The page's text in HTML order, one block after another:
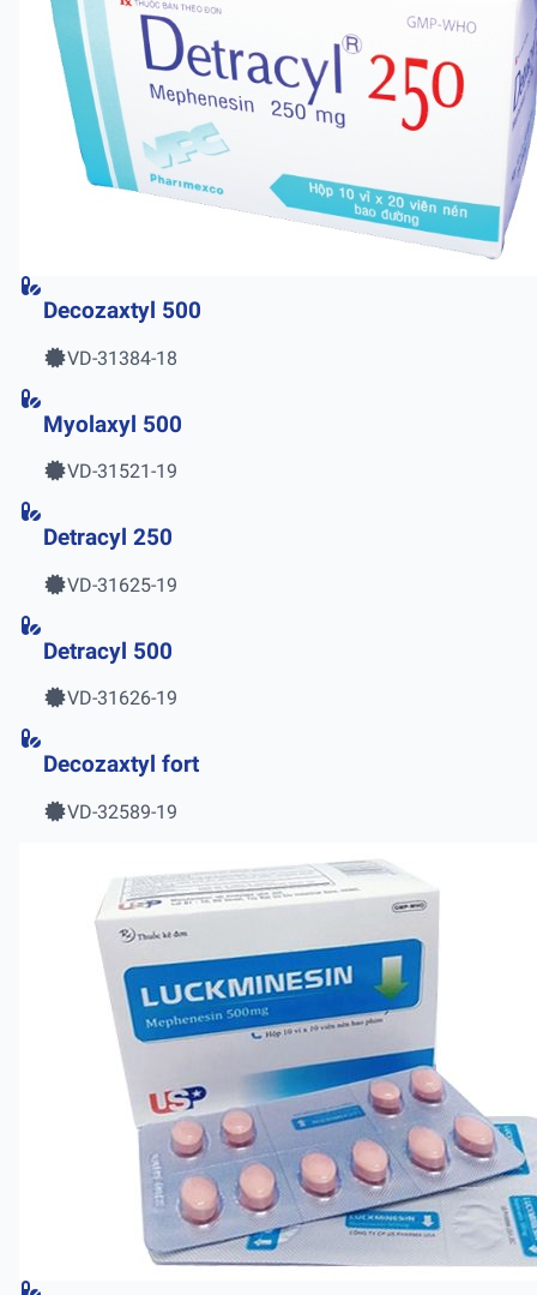
Decozaxtyl 500
VD-31384-18
Myolaxyl 500
VD-31521-19
Detracyl 250
VD-31625-19
Detracyl 500
VD-31626-19
Decozaxtyl fort
VD-32589-19